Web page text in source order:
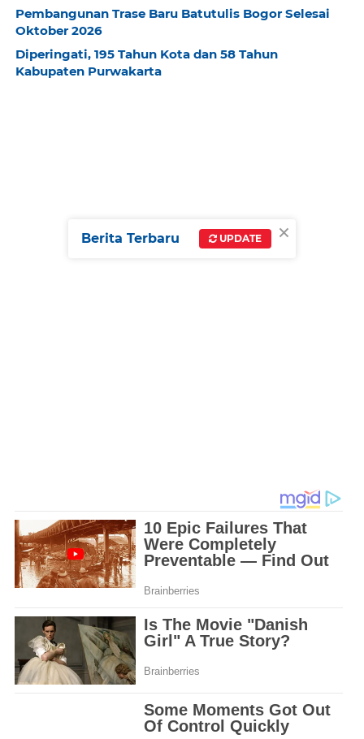
Pembangunan Trase Baru Batutulis Bogor Selesai
Oktober 2026
Diperingati, 195 Tahun Kota dan 58 Tahun
Kabupaten Purwakarta
×
Berita Terbaru UPDATE